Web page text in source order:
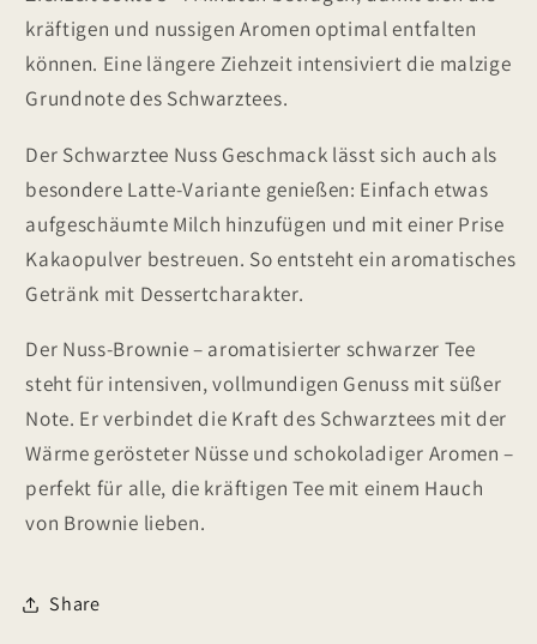
kräftigen und nussigen Aromen optimal entfalten
können. Eine längere Ziehzeit intensiviert die malzige
Grundnote des Schwarztees.
Der Schwarztee Nuss Geschmack lässt sich auch als
besondere Latte-Variante genießen: Einfach etwas
aufgeschäumte Milch hinzufügen und mit einer Prise
Kakaopulver bestreuen. So entsteht ein aromatisches
Getränk mit Dessertcharakter.
Der Nuss-Brownie – aromatisierter schwarzer Tee
steht für intensiven, vollmundigen Genuss mit süßer
Note. Er verbindet die Kraft des Schwarztees mit der
Wärme gerösteter Nüsse und schokoladiger Aromen –
perfekt für alle, die kräftigen Tee mit einem Hauch
von Brownie lieben.
Share